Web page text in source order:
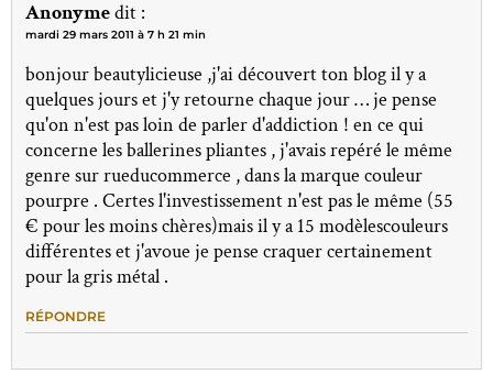
Anonymedit :
mardi 29 mars 2011 à 7 h 21 min
bonjour beautylicieuse ,j'ai découvert ton blog il y a
quelques jours et j'y retourne chaque jour … je pense
qu'on n'est pas loin de parler d'addiction ! en ce qui
concerne les ballerines pliantes , j'avais repéré le même
genre sur rueducommerce , dans la marque couleur
pourpre . Certes l'investissement n'est pas le même (55
€ pour les moins chères)mais il y a 15 modèlescouleurs
différentes et j'avoue je pense craquer certainement
pour la gris métal .
RÉPONDRE